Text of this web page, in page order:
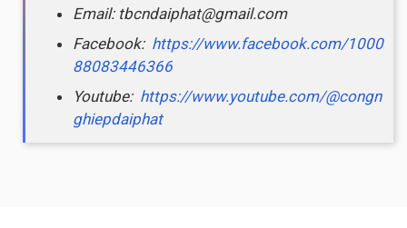
Email: tbcndaiphat@gmail.com
Facebook: https://www.facebook.com/1000
88083446366
Youtube: https://www.youtube.com/@congn
ghiepdaiphat